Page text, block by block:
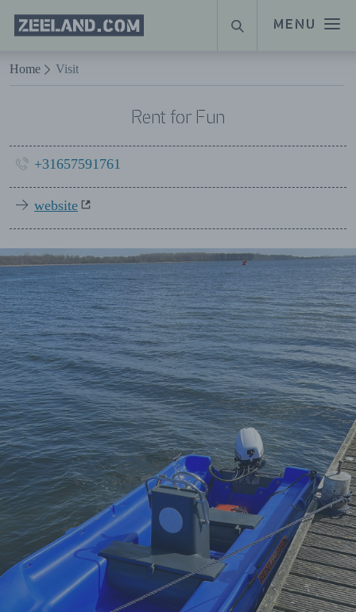
Naar hoofdinhoud
MENU
Homepage
Zeeland.com
SUCHE
Home Visit
Rent for Fun
+31657591761
website